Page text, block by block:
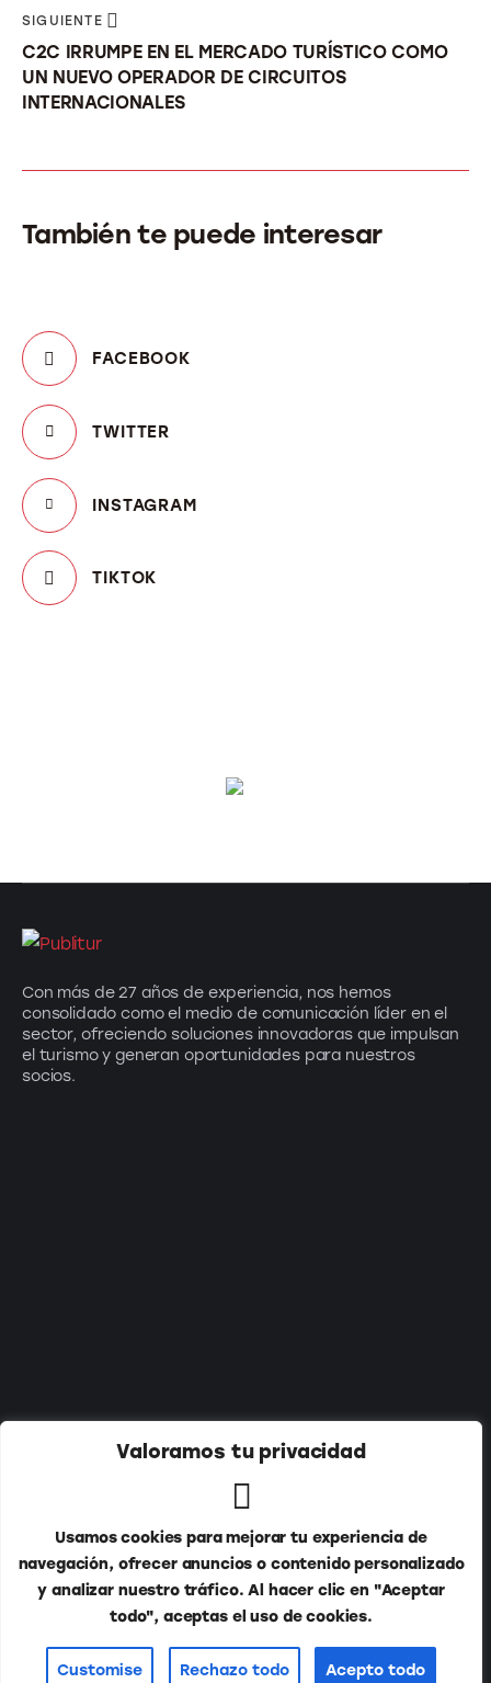
Valoramos tu privacidad
Usamos cookies para mejorar tu experiencia de
navegación, ofrecer anuncios o contenido personalizado
y analizar nuestro tráfico. Al hacer clic en "Aceptar
todo", aceptas el uso de cookies.
Customise Rechazo todo Acepto todo
SIGUIENTE
C2C IRRUMPE EN EL MERCADO TURÍSTICO COMO
UN NUEVO OPERADOR DE CIRCUITOS
INTERNACIONALES
También te puede interesar
FACEBOOK
TWITTER
INSTAGRAM
TIKTOK
Con más de 27 años de experiencia, nos hemos
consolidado como el medio de comunicación líder en el
sector, ofreciendo soluciones innovadoras que impulsan
el turismo y generan oportunidades para nuestros
socios.
Publitur © 2026. Todos los derechos reservados.